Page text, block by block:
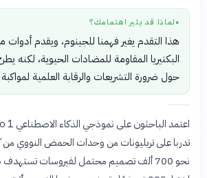
● لماذا قد يثير اهتمامك؟
هذا التقدم يغير فهمنا للجينوم، ويقدم
البكتيريا المقاومة للمضادات الحيوية، لكنه
حول ضرورة التشريعات والرقابة العلمية
تدربا على تريليونات من وحدات الحمض النووي من